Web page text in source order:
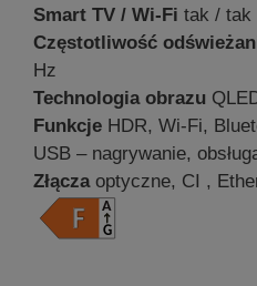
Smart TV / Wi-Fi tak / tak
Częstotliwość
Hz
Technologia obrazu
Funkcje HDR, Wi-Fi,
USB – nagrywanie,
Złączaoptyczne, CI ,